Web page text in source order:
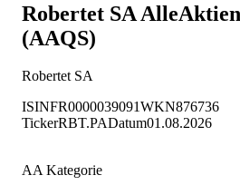
Robertet SA
(AAQS)
Robertet SA
ISINFR0000039091WKN876736
TickerRBT.PADatum01.08.2026
AA Kategorie